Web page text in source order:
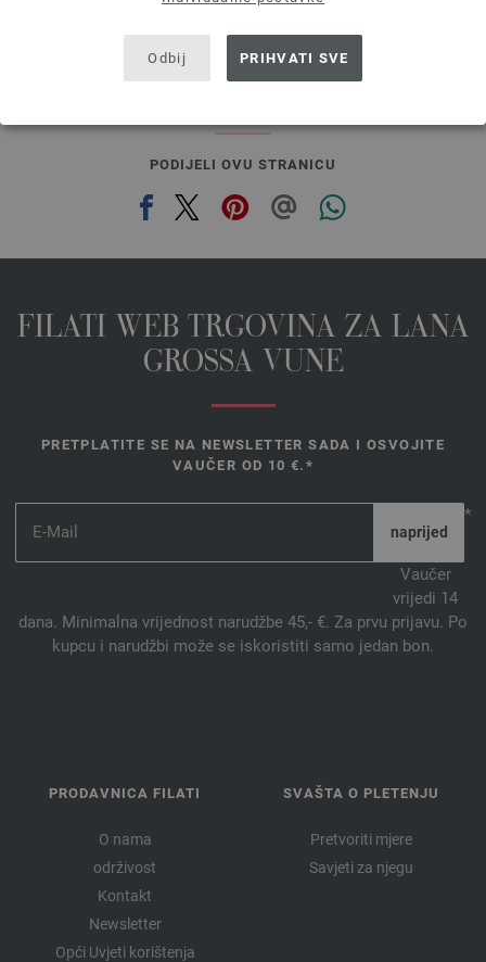
Odbij PRIHVATI SVE
PODIJELI OVU STRANICU
FILATI WEB TRGOVINA ZA LANA
GROSSA VUNE
PRETPLATITE SE NA NEWSLETTER SADA I OSVOJITE
VAUČER OD 10 €.*
*
Vaučer
vrijedi 14
dana. Minimalna vrijednost narudžbe 45,- €. Za prvu prijavu. Po
kupcu i narudžbi može se iskoristiti samo jedan bon.
PRODAVNICA FILATI
O nama
održivost
Kontakt
Newsletter
Opći Uvjeti korištenja
SVAŠTA O PLETENJU
Pretvoriti mjere
Savjeti za njegu